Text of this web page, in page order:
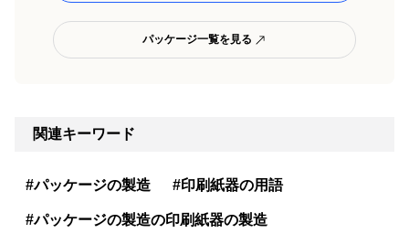
パッケージ一覧を見る
関連キーワード
#パッケージの製造 #印刷紙器の用語
#パッケージの製造の印刷紙器の製造